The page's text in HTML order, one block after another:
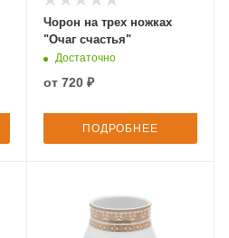
Чорон на трех ножках
"Очаг счастья"
Достаточно
от 720 ₽
ПОДРОБНЕЕ